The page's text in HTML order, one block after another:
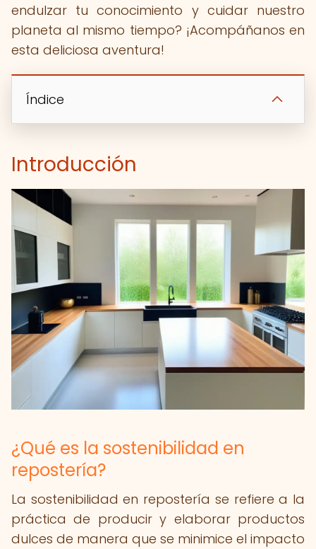
endulzar tu conocimiento y cuidar nuestro
planeta al mismo tiempo? ¡Acompáñanos en
esta deliciosa aventura!
Índice
Introducción
¿Qué es la sostenibilidad en
repostería?
La sostenibilidad en repostería se refiere a la
práctica de producir y elaborar productos
dulces de manera que se minimice el impacto